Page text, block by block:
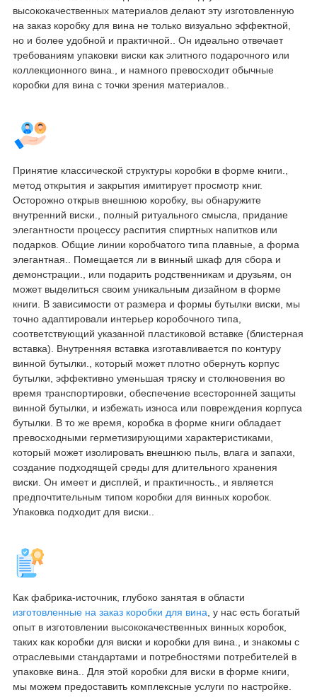
высококачественных материалов делают эту изготовленную
на заказ коробку для вина не только визуально эффектной,
но и более удобной и практичной.. Он идеально отвечает
требованиям упаковки виски как элитного подарочного или
коллекционного вина., и намного превосходит обычные
коробки для вина с точки зрения материалов..
Принятие классической структуры коробки в форме книги.,
метод открытия и закрытия имитирует просмотр книг.
Осторожно открыв внешнюю коробку, вы обнаружите
внутренний виски., полный ритуального смысла, придание
элегантности процессу распития спиртных напитков или
подарков. Общие линии коробчатого типа плавные, а форма
элегантная.. Помещается ли в винный шкаф для сбора и
демонстрации., или подарить родственникам и друзьям, он
может выделиться своим уникальным дизайном в форме
книги. В зависимости от размера и формы бутылки виски, мы
точно адаптировали интерьер коробочного типа,
соответствующий указанной пластиковой вставке (блистерная
вставка). Внутренняя вставка изготавливается по контуру
винной бутылки., который может плотно обернуть корпус
бутылки, эффективно уменьшая тряску и столкновения во
время транспортировки, обеспечение всесторонней защиты
винной бутылки, и избежать износа или повреждения корпуса
бутылки. В то же время, коробка в форме книги обладает
превосходными герметизирующими характеристиками,
который может изолировать внешнюю пыль, влага и запахи,
создание подходящей среды для длительного хранения
виски. Он имеет и дисплей, и практичность., и является
предпочтительным типом коробки для винных коробок.
Упаковка подходит для виски..
Как фабрика-источник, глубоко занятая в области
изготовленные на заказ коробки для вина , у нас есть богатый
опыт в изготовлении высококачественных винных коробок,
таких как коробки для виски и коробки для вина., и знакомы с
отраслевыми стандартами и потребностями потребителей в
упаковке вина.. Для этой коробки для виски в форме книги,
мы можем предоставить комплексные услуги по настройке.